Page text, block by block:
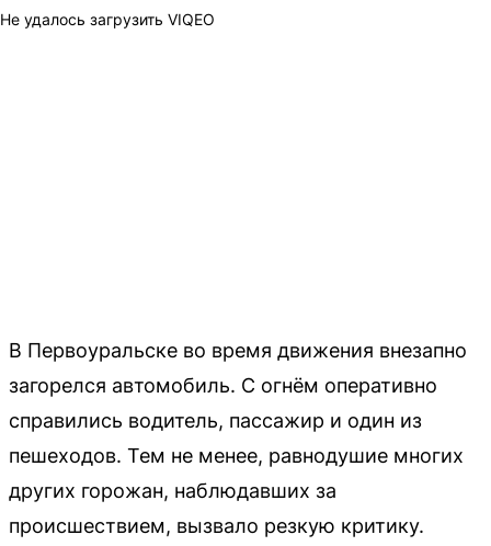
Не удалось загрузить VIQEO
В Первоуральске во время движения внезапно
загорелся автомобиль. С огнём оперативно
справились водитель, пассажир и один из
пешеходов. Тем не менее, равнодушие многих
других горожан, наблюдавших за
происшествием, вызвало резкую критику.